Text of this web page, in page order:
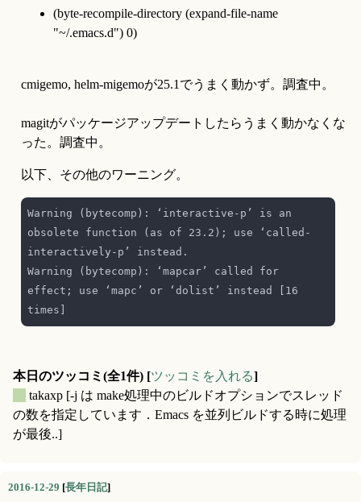
(byte-recompile-directory (expand-file-name
"~/.emacs.d") 0)
cmigemo, helm-migemoが25.1でうまく動かず。調査中。
magitがパッケージアップデートしたらうまく動かなくな
った。調査中。
以下、その他のワーニング。
Warning (bytecomp): ‘interactive-p’ is an
obsolete function (as of 23.2); use ‘called-
Warning (bytecomp): ‘mapcar’ called for
effect; use ‘mapc’ or ‘dolist’ instead [16
本日のツッコミ(全1件) [ツッコミを入れる]
takaxp [-j は make処理中のビルドオプションでスレッド
の数を指定しています．Emacs を並列ビルドする時に処理
が最後..]
2016-12-29 [長年日記]